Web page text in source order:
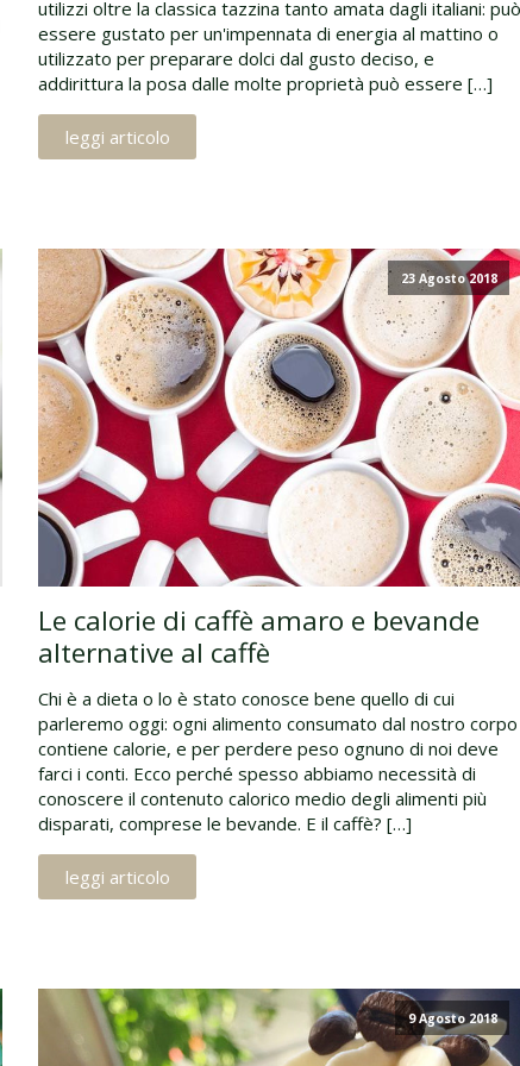
utilizzi oltre la classica tazzina tanto amata dagli italiani:
essere gustato per un'impennata di energia al mattino o
utilizzato per preparare dolci dal gusto deciso, e
addirittura la posa dalle molte proprietà può essere […]
leggi articolo
23 Agosto 2018
Le calorie di caffè amaro e bevande
alternative al caffè
Chi è a dieta o lo è stato conosce bene quello di cui
parleremo oggi: ogni alimento consumato dal nostro corpo
contiene calorie, e per perdere peso ognuno di noi deve
farci i conti. Ecco perché spesso abbiamo necessità di
conoscere il contenuto calorico medio degli alimenti più
disparati, comprese le bevande. E il caffè? […]
leggi articolo
9 Agosto 2018